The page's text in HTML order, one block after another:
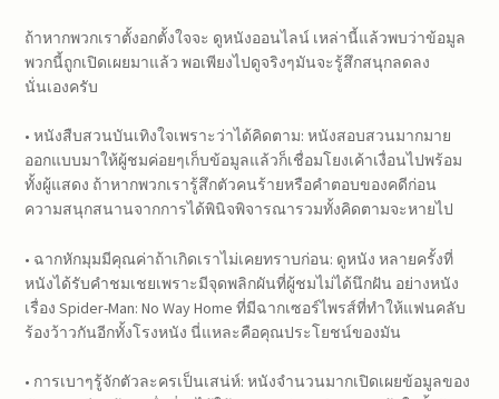
ถ้าหากพวกเราตั้งอกตั้งใจจะ ดูหนังออนไลน์ เหล่านี้แล้วพบว่าข้อมูล
พวกนี้ถูกเปิดเผยมาแล้ว พอเพียงไปดูจริงๆมันจะรู้สึกสนุกลดลง
นั่นเองครับ
• หนังสืบสวนบันเทิงใจเพราะว่าได้คิดตาม: หนังสอบสวนมากมาย
ออกแบบมาให้ผู้ชมค่อยๆเก็บข้อมูลแล้วก็เชื่อมโยงเค้าเงื่อนไปพร้อม
ทั้งผู้แสดง ถ้าหากพวกเรารู้สึกตัวคนร้ายหรือคำตอบของคดีก่อน
ความสนุกสนานจากการได้พินิจพิจารณารวมทั้งคิดตามจะหายไป
• ฉากหักมุมมีคุณค่าถ้าเกิดเราไม่เคยทราบก่อน: ดูหนัง หลายครั้งที่
หนังได้รับคำชมเชยเพราะมีจุดพลิกผันที่ผู้ชมไม่ได้นึกฝัน อย่างหนัง
เรื่อง Spider-Man: No Way Home ที่มีฉากเซอร์ไพรส์ที่ทำให้แฟนคลับ
ร้องว้าวกันอีกทั้งโรงหนัง นี่แหละคือคุณประโยชน์ของมัน
• การเบาๆรู้จักตัวละครเป็นเสน่ห์: หนังจำนวนมากเปิดเผยข้อมูลของ